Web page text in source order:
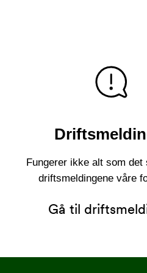
Fungerer ikke alt som det
driftsmeldingene våre
Gå til